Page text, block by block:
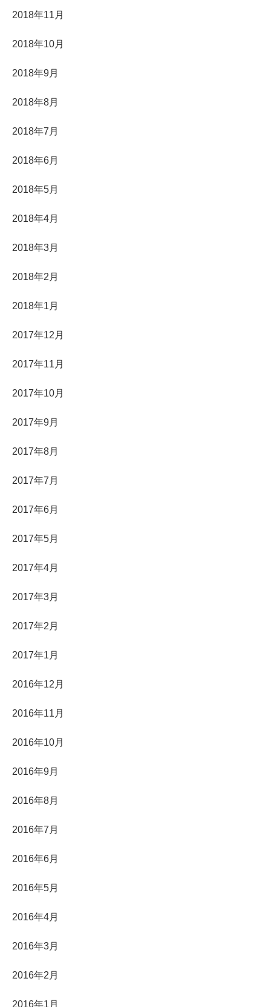
2018年11月
2018年10月
2018年9月
2018年8月
2018年7月
2018年6月
2018年5月
2018年4月
2018年3月
2018年2月
2018年1月
2017年12月
2017年11月
2017年10月
2017年9月
2017年8月
2017年7月
2017年6月
2017年5月
2017年4月
2017年3月
2017年2月
2017年1月
2016年12月
2016年11月
2016年10月
2016年9月
2016年8月
2016年7月
2016年6月
2016年5月
2016年4月
2016年3月
2016年2月
2016年1月